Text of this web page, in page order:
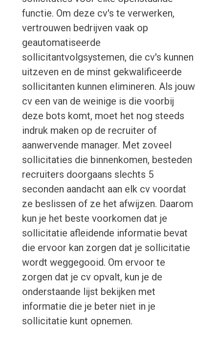
functie. Om deze cv's te verwerken,
vertrouwen bedrijven vaak op
geautomatiseerde
sollicitantvolgsystemen, die cv's kunnen
uitzeven en de minst gekwalificeerde
sollicitanten kunnen elimineren. Als jouw
cv een van de weinige is die voorbij
deze bots komt, moet het nog steeds
indruk maken op de recruiter of
aanwervende manager. Met zoveel
sollicitaties die binnenkomen, besteden
recruiters doorgaans slechts 5
seconden aandacht aan elk cv voordat
ze beslissen of ze het afwijzen. Daarom
kun je het beste voorkomen dat je
sollicitatie afleidende informatie bevat
die ervoor kan zorgen dat je sollicitatie
wordt weggegooid. Om ervoor te
zorgen dat je cv opvalt, kun je de
onderstaande lijst bekijken met
informatie die je beter niet in je
sollicitatie kunt opnemen.